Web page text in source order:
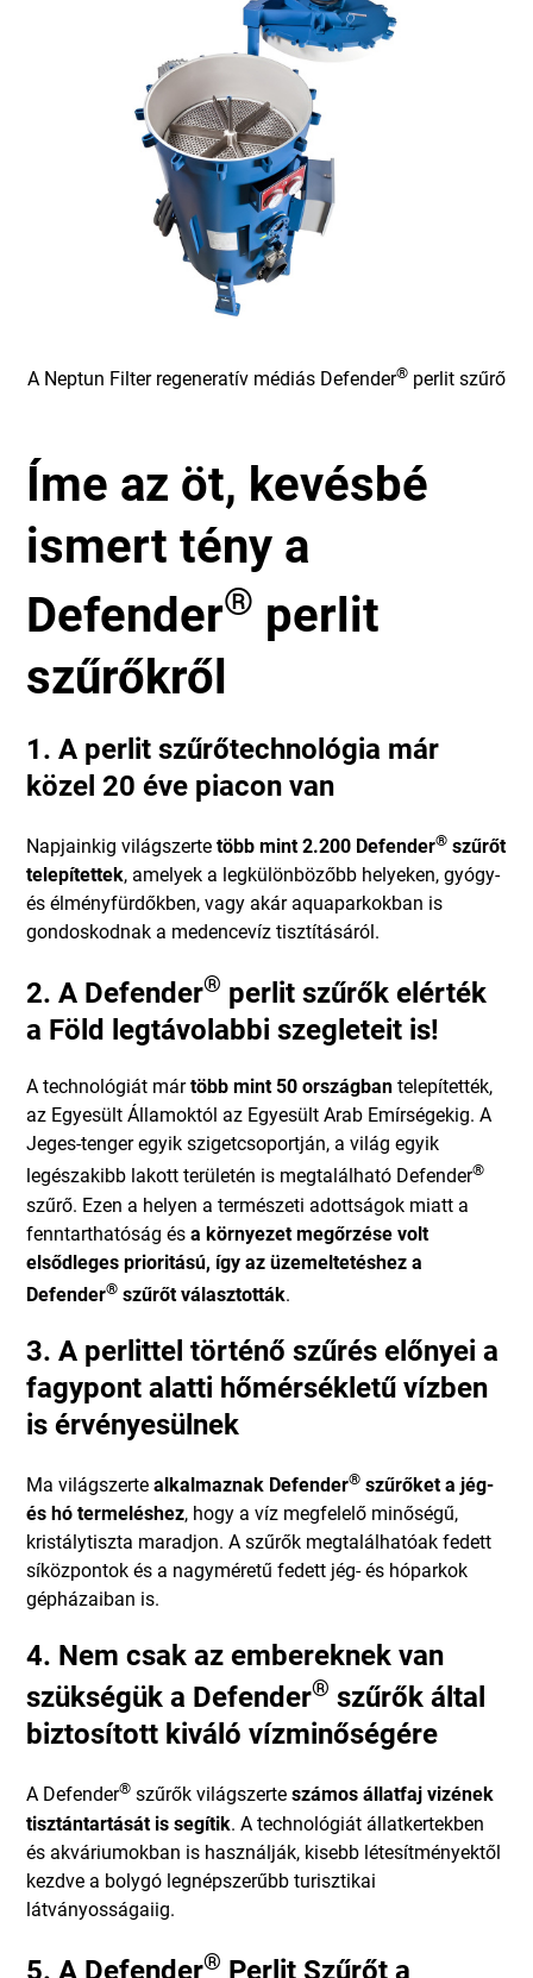
A Neptun Filter regeneratív médiás Defender® perlit szűrő
Íme az öt, kevésbé
ismert tény a
Defender® perlit
szűrőkről
1. A perlit szűrőtechnológia már
közel 20 éve piacon van
Napjainkig világszertetöbb mint 2.200 Defender® szűrőt
telepítettek, amelyek a legkülönbözőbb helyeken, gyógy-
és élményfürdőkben, vagy akár aquaparkokban is
gondoskodnak a medencevíz tisztításáról.
2. A Defender® perlit szűrők elérték
a Föld legtávolabbi szegleteit is!
A technológiát mártöbb mint 50 országbantelepítették,
az Egyesült Államoktól az Egyesült Arab Emírségekig. A
Jeges-tenger egyik szigetcsoportján, a világ egyik
legészakibb lakott területén is megtalálható Defender®
szűrő. Ezen a helyen a természeti adottságok miatt a
fenntarthatóság ésa környezet megőrzése volt
elsődleges prioritású, így az üzemeltetéshez a
Defender® szűrőt választották.
3. A perlittel történő szűrés előnyei a
fagypont alatti hőmérsékletű vízben
is érvényesülnek
Ma világszertealkalmaznak Defender® szűrőket a jég-
és hó termeléshez, hogy a víz megfelelő minőségű,
kristálytiszta maradjon. A szűrők megtalálhatóak fedett
síközpontok és a nagyméretű fedett jég- és hóparkok
gépházaiban is.
4. Nem csak az embereknek van
szükségük a Defender® szűrők által
biztosított kiváló vízminőségére
A Defender® szűrők világszerteszámos állatfaj vizének
tisztántartását is segítik. A technológiát állatkertekben
és akváriumokban is használják, kisebb létesítményektől
kezdve a bolygó legnépszerűbb turisztikai
látványosságaiig.
5. A Defender® Perlit Szűrőt a